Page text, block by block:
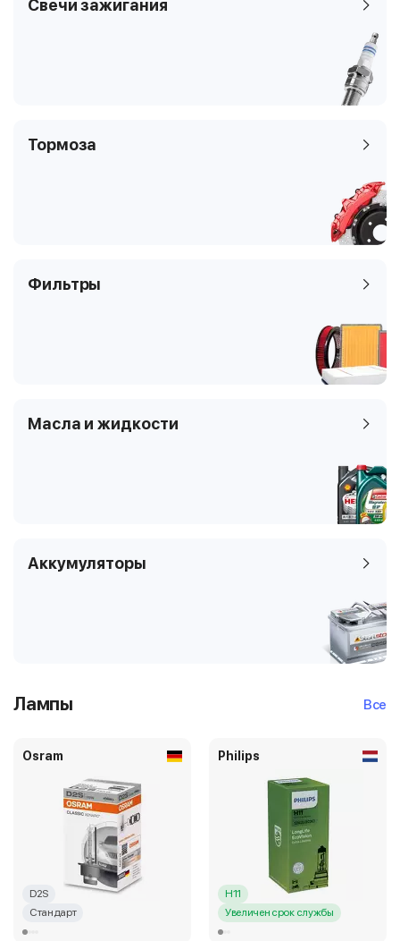
Свечи зажигания
Тормоза
Фильтры
Масла и жидкости
Аккумуляторы
Лампы Все
Osram
D2S
Стандарт
Philips
H11
Увеличен срок службы